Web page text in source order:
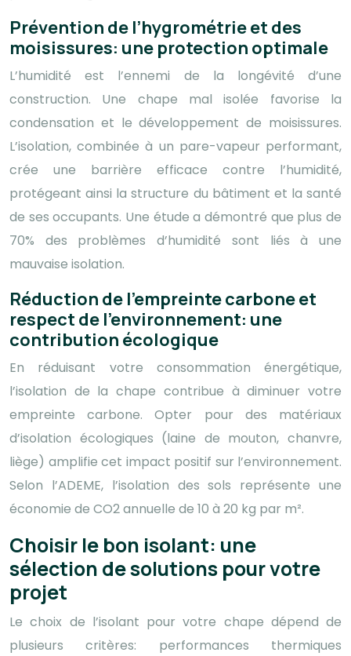
Prévention de l’hygrométrie et des
moisissures: une protection optimale
L’humidité est l’ennemi de la longévité d’une
construction. Une chape mal isolée favorise la
condensation et le développement de moisissures.
L’isolation, combinée à un pare-vapeur performant,
crée une barrière efficace contre l’humidité,
protégeant ainsi la structure du bâtiment et la santé
de ses occupants. Une étude a démontré que plus de
70% des problèmes d’humidité sont liés à une
mauvaise isolation.
Réduction de l’empreinte carbone et
respect de l’environnement: une
contribution écologique
En réduisant votre consommation énergétique,
l’isolation de la chape contribue à diminuer votre
empreinte carbone. Opter pour des matériaux
d’isolation écologiques (laine de mouton, chanvre,
liège) amplifie cet impact positif sur l’environnement.
Selon l’ADEME, l’isolation des sols représente une
économie de CO2 annuelle de 10 à 20 kg par m².
Choisir le bon isolant: une
sélection de solutions pour votre
projet
Le choix de l’isolant pour votre chape dépend de
plusieurs critères: performances thermiques